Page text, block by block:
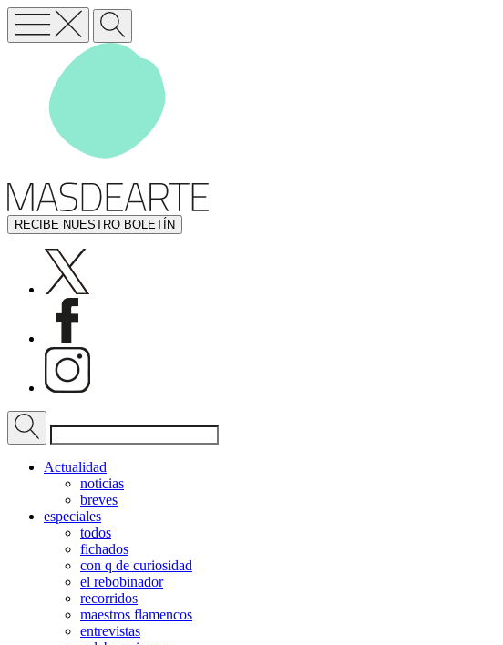
RECIBE NUESTRO BOLETÍN
Actualidad
noticias
breves
especiales
todos
fichados
con q de curiosidad
el rebobinador
recorridos
maestros flamencos
entrevistas